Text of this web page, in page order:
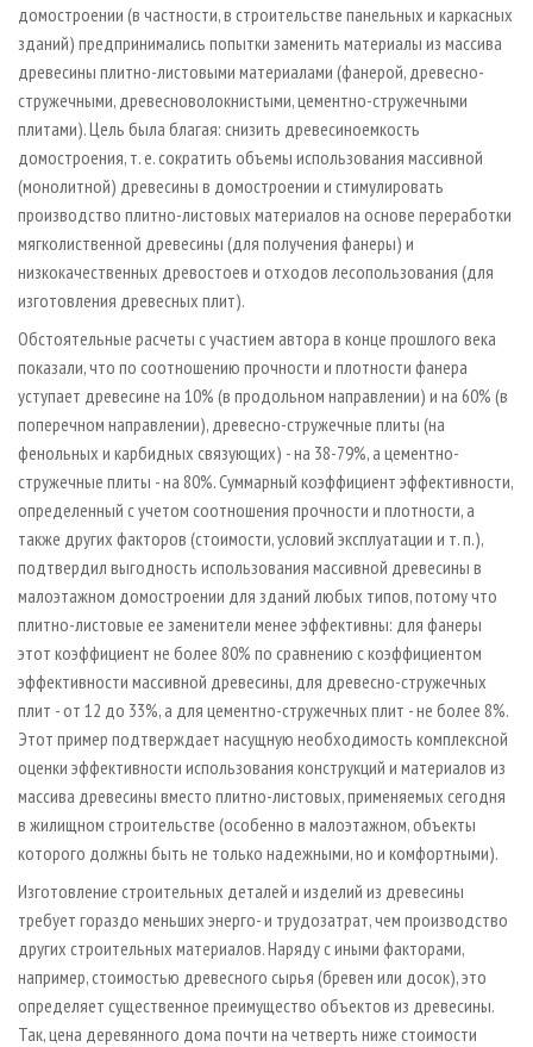
домостроении (в частности, в строительстве панельных и каркасных
зданий) предпринимались попытки заменить материалы из массива
древесины плитно-листовыми материалами (фанерой, древесно-
стружечными, древесноволокнистыми, цементно-стружечными
плитами). Цель была благая: снизить древесиноемкость
домостроения, т. е. сократить объемы использования массивной
(монолитной) древесины в домостроении и стимулировать
производство плитно-листовых материалов на основе переработки
мягколиственной древесины (для получения фанеры) и
низкокачественных древостоев и отходов лесопользования (для
изготовления древесных плит).
Обстоятельные расчеты с участием автора в конце прошлого века
показали, что по соотношению прочности и плотности фанера
уступает древесине на 10% (в продольном направлении) и на 60% (в
поперечном направлении), древесно-стружечные плиты (на
фенольных и карбидных связующих) - на 38-79%, а цементно-
стружечные плиты - на 80%. Суммарный коэффициент эффективности,
определенный с учетом соотношения прочности и плотности, а
также других факторов (стоимости, условий эксплуатации и т. п.),
подтвердил выгодность использования массивной древесины в
малоэтажном домостроении для зданий любых типов, потому что
плитно-листовые ее заменители менее эффективны: для фанеры
этот коэффициент не более 80% по сравнению с коэффициентом
эффективности массивной древесины, для древесно-стружечных
плит - от 12 до 33%, а для цементно-стружечных плит - не более 8%.
Этот пример подтверждает насущную необходимость комплексной
оценки эффективности использования конструкций и материалов из
массива древесины вместо плитно-листовых, применяемых сегодня
в жилищном строительстве (особенно в малоэтажном, объекты
которого должны быть не только надежными, но и комфортными).
Изготовление строительных деталей и изделий из древесины
требует гораздо меньших энерго- и трудозатрат, чем производство
других строительных материалов. Наряду с иными факторами,
например, стоимостью древесного сырья (бревен или досок), это
определяет существенное преимущество объектов из древесины.
Так, цена деревянного дома почти на четверть ниже стоимости